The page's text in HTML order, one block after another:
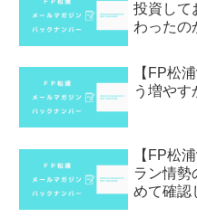
投資して
わったの
【FP松
う増やす
【FP松
ラン情勢
めて確認